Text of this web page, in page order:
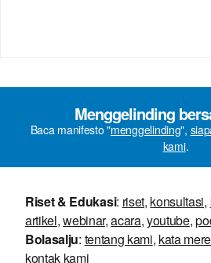
Menggelinding
Baca manifesto "menggelinding",
kami.
Riset & Edukasi: riset, konsultasi,
artikel,webinar,acara,youtube,
Bolasalju: tentang kami, kata
kontak kami